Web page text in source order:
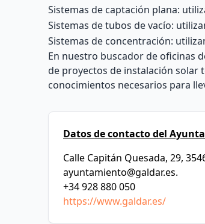
Sistemas de captación plana:
Sistemas de tubos de vacío:
Sistemas de concentración:
En nuestro buscador de oficinas
de proyectos de instalación solar
conocimientos necesarios para
Datos de contacto del
Calle Capitán Quesada, 29,
ayuntamiento@galdar.es.
+34 928 880 050
https://www.galdar.es/